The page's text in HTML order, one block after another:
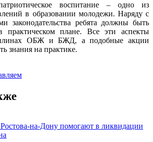
воспитание – одно из
в образовании молодежи. Наряду с
законодательства ребята должны быть
практическом плане. Все эти аспекты
ОБЖ и БЖД, а подобные акции
знания на практике.
на-Дону помогают в ликвидации